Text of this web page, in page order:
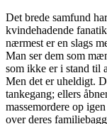
Det brede samfund
kvindehadende
nærmest er en slags
Man ser dem som
som ikke er i stand til
Men det er uheldigt.
tankegang; ellers
massemordere op
over deres